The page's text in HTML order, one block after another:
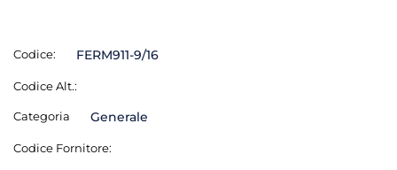
Codice: FERM911-9/16
Codice Alt.:
Categoria Generale
Codice Fornitore: